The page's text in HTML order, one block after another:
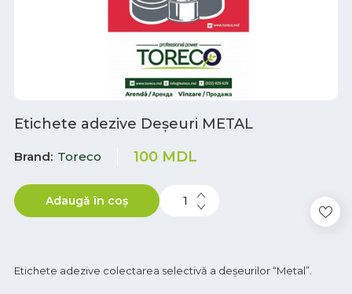
Etichete adezive Deșeuri METAL
Brand Toreco 100 MDL
Adaugă în coș
Etichete adezive colectarea selectivă a deșeurilor “Metal”.